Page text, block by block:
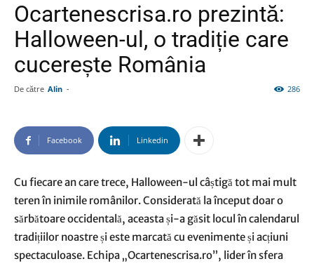
Ocartenescrisa.ro prezintă:
Halloween-ul, o tradiție care
cucerește România
De către Alin - 286
Facebook Linkedin
Cu fiecare an care trece, Halloween-ul câștigă tot mai mult
teren în inimile românilor. Considerată la început doar o
sărbătoare occidentală, aceasta și-a găsit locul în calendarul
tradițiilor noastre și este marcată cu evenimente și acțiuni
spectaculoase. Echipa „Ocartenescrisa.ro”, lider în sfera